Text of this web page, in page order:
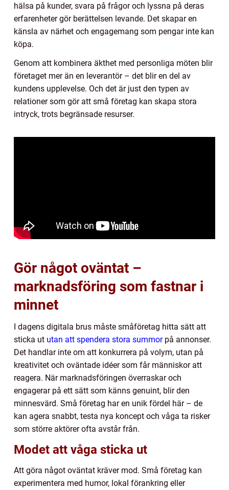
hälsa på kunder, svara på frågor och lyssna på deras
erfarenheter gör berättelsen levande. Det skapar en
känsla av närhet och engagemang som pengar inte kan
köpa.
Genom att kombinera äkthet med personliga möten blir
företaget mer än en leverantör – det blir en del av
kundens upplevelse. Och det är just den typen av
relationer som gör att små företag kan skapa stora
intryck, trots begränsade resurser.
Gör något oväntat –
marknadsföring som fastnar i
minnet
I dagens digitala brus måste småföretag hitta sätt att
sticka ut utan att spendera stora summorpå annonser.
Det handlar inte om att konkurrera på volym, utan på
kreativitet och oväntade idéer som får människor att
reagera. När marknadsföringen överraskar och
engagerar på ett sätt som känns genuint, blir den
minnesvärd. Små företag har en unik fördel här – de
kan agera snabbt, testa nya koncept och våga ta risker
som större aktörer ofta avstår från.
Modet att våga sticka ut
Att göra något oväntat kräver mod. Små företag kan
experimentera med humor, lokal förankring eller